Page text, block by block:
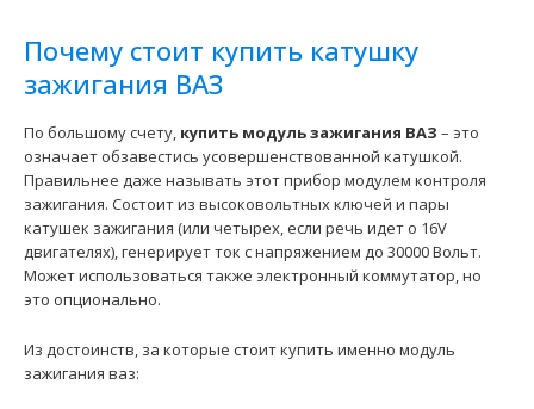
Модуль зажигания 57.3705 (Таврия, Славута, Daewoo
Sens 1.4) "Омега"
Применение на автомобилях семейства ЗАЗ (Славута,
Таврия, Daewoo Sens 1.4) и их модификаций с устано..
Почему стоит купить катушку
зажигания ВАЗ
По большому счету, купить модуль зажигания ВАЗ – это
означает обзавестись усовершенствованной катушкой.
Правильнее даже называть этот прибор модулем контроля
зажигания. Состоит из высоковольтных ключей и пары
катушек зажигания (или четырех, если речь идет о 16V
двигателях), генерирует ток с напряжением до 30000 Вольт.
Может использоваться также электронный коммутатор, но
это опционально.
Из достоинств, за которые стоит купить именно модуль
зажигания ваз: